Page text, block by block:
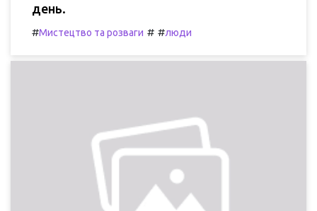
день.
#Мистецтво та розваги # #люди